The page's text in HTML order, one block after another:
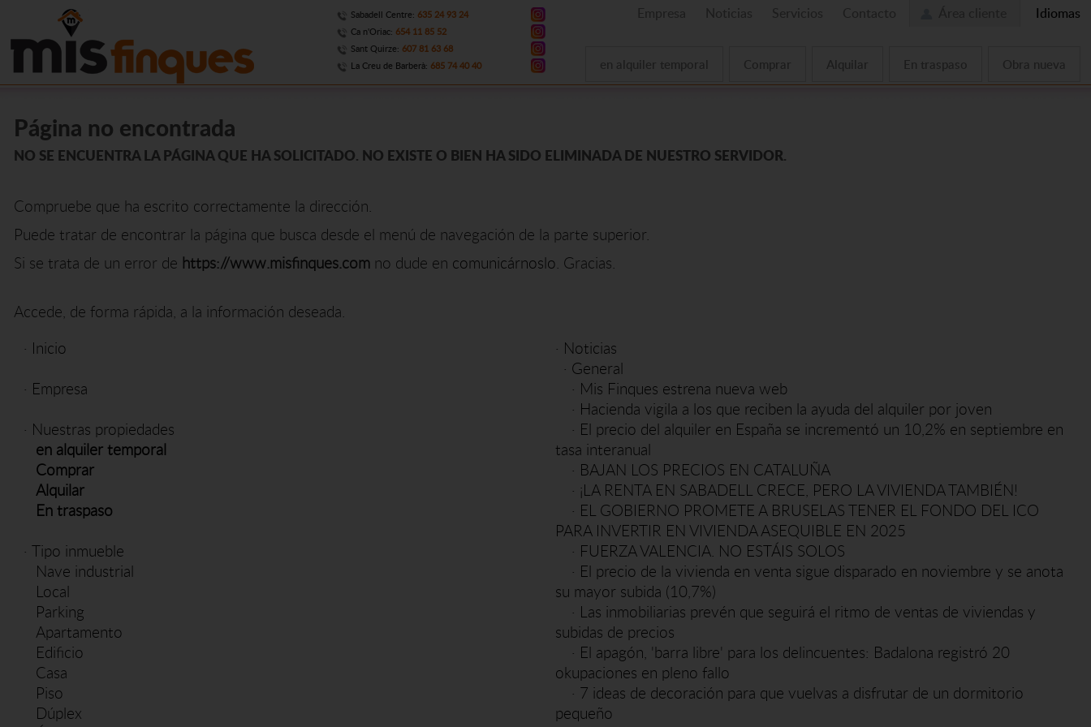
Sabadell Centre: 635 24 93 24
Ca n'Oriac: 654 11 85 52
Sant Quirze: 607 81 63 68
La Creu de Barberà: 685 74 40 40
Idiomas
Obra nueva
En traspaso
Alquilar
Comprar
en alquiler temporal
Página no encontrada
NO SE ENCUENTRA LA PÁGINA QUE HA SOLICITADO. NO EXISTE O BIEN HA SIDO ELIMINADA DE NUESTRO SERVIDOR.
Compruebe que ha escrito correctamente la dirección.
Puede tratar de encontrar la página que busca desde el menú de navegación de la parte superior.
Si se trata de un error de https://www.misfinques.com no dude en comunicárnoslo. Gracias.
Accede, de forma rápida, a la información deseada.
· Inicio
· Empresa
· Nuestras propiedades
en alquiler temporal
Comprar
Alquilar
En traspaso
·Tipo inmueble
Nave industrial
Local
Parking
Apartamento
Edificio
Casa
Piso
Dúplex
· Noticias
· General
· Mis Finques estrena nueva web
· Hacienda vigila a los que reciben la ayuda del alquiler por joven
· El precio del alquiler en España se incrementó un 10,2% en septiembre en
tasa interanual
· BAJAN LOS PRECIOS EN CATALUÑA
· ¡LA RENTA EN SABADELL CRECE, PERO LA VIVIENDA TAMBIÉN!
· EL GOBIERNO PROMETE A BRUSELAS TENER EL FONDO DEL ICO
PARA INVERTIR EN VIVIENDA ASEQUIBLE EN 2025
· FUERZA VALENCIA. NO ESTÁIS SOLOS
· El precio de la vivienda en venta sigue disparado en noviembre y se anota
su mayor subida (10,7%)
· Las inmobiliarias prevén que seguirá el ritmo de ventas de viviendas y
subidas de precios
· El apagón, 'barra libre' para los delincuentes: Badalona registró 20
okupaciones en pleno fallo
· 7 ideas de decoración para que vuelvas a disfrutar de un dormitorio
pequeño